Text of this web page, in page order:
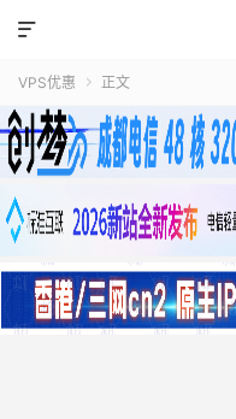

VPS优惠  正文